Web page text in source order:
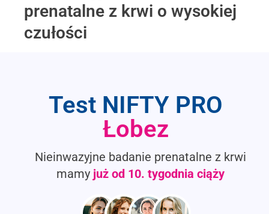
prenatalne z krwi o wysokiej
czułości
Test NIFTY PRO
Łobez
Nieinwazyjne badanie prenatalne z krwi
mamy już od 10. tygodnia ciąży